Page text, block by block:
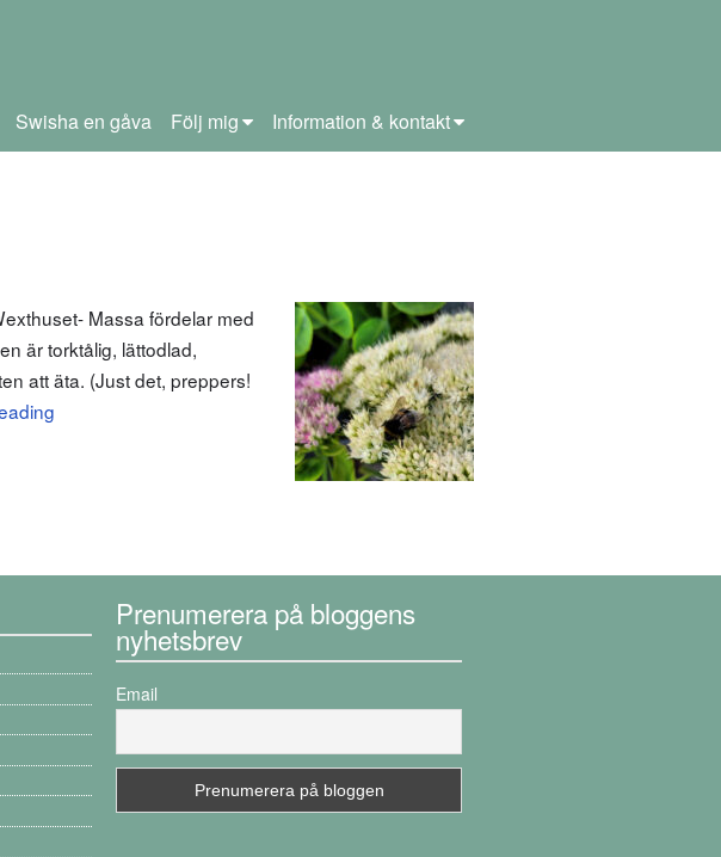
Swisha en gåva Följ mig Information & kontakt
Massa fördelar med
är torktålig, lättodlad,
att äta. (Just det, preppers!
Prenumerera på bloggens
nyhetsbrev
Email